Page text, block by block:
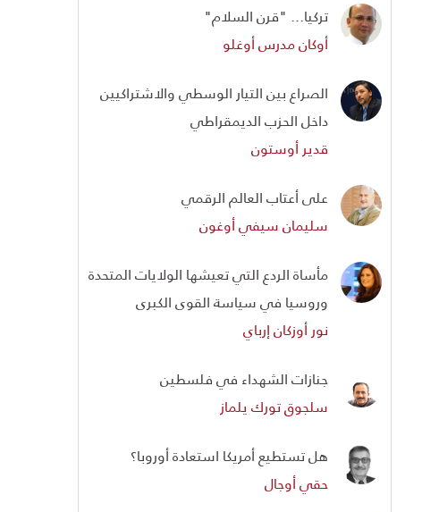
تركيا... "قرن السلام"
أوكان مدرس أوغلو
الصراع بين التيار الوسطي والاشتراكيين
داخل الحزب الديمقراطي
قدير أوستون
على أعتاب العالم الرقمي
سليمان سيفي أوغون
مأساة الردع التي تعيشها الولايات المتحدة
وروسيا في سياسة القوى الكبرى
نور أوزكان إرباي
جنازات الشهداء في فلسطين
سلجوق تورك يلماز
هل تستطيع أمريكا استعادة أوروبا؟
حقي أوجال